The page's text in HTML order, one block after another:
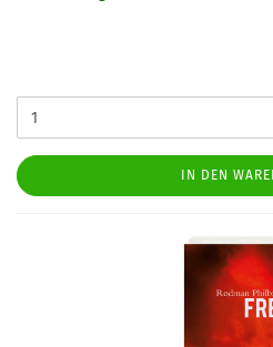
IN DEN